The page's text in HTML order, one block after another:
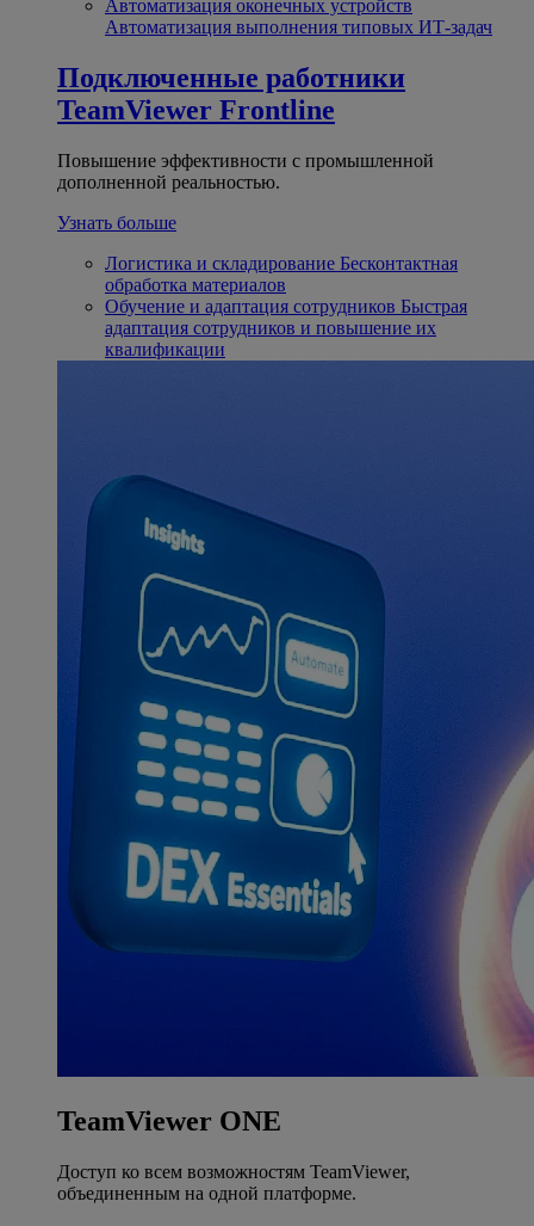
Автоматизация оконечных устройств
Автоматизация выполнения типовых ИТ-задач
Подключенные работники
TeamViewer Frontline
Повышение эффективности с промышленной
дополненной реальностью.
Узнать больше
Логистика и складирование Бесконтактная
обработка материалов
Обучение и адаптация сотрудников Быстрая
адаптация сотрудников и повышение их
квалификации
TeamViewer ONE
Доступ ко всем возможностям TeamViewer,
объединенным на одной платформе.